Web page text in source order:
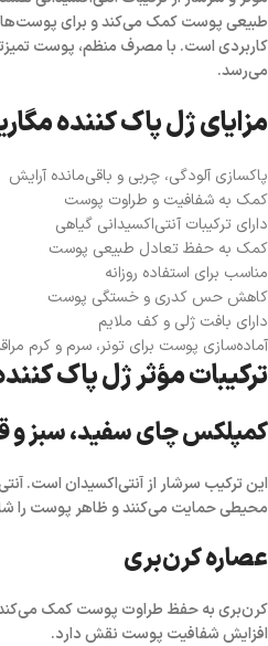
طبیعی پوست کمک می‌کند و برای
کاربردی است. با مصرف منظم، پوست
می‌رسد.
مزایای ژل پاک کننده
پاکسازی آلودگی، چربی و باقی‌مانده آرایش
کمک به شفافیت و طراوت پوست
دارای ترکیبات آنتی‌اکسیدانی گیاهی
کمک به حفظ تعادل طبیعی پوست
مناسب برای استفاده روزانه
کاهش حس کدری و خستگی پوست
دارای بافت ژلی و کف ملایم
آماده‌سازی پوست برای تونر، سرم و کرم
ترکیبات مؤثر ژل پاک
کمپلکس چای سفید، سبز و
این ترکیب سرشار از آنتی‌اکسیدان است.
محیطی حمایت می‌کنند و ظاهر پوست را
عصاره کرن‌بری
کرن‌بری به حفظ طراوت پوست کمک
افزایش شفافیت پوست نقش دارد.